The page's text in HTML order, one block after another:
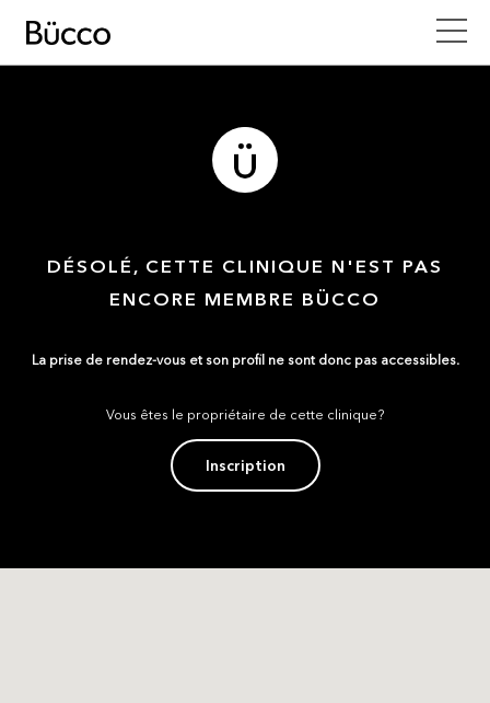
DÉSOLÉ, CETTE CLINIQUE N'EST PAS
ENCORE MEMBRE BÜCCO
La prise de rendez-vous et son profil ne sont donc pas accessibles.
Vous êtes le propriétaire de cette clinique?
Inscription